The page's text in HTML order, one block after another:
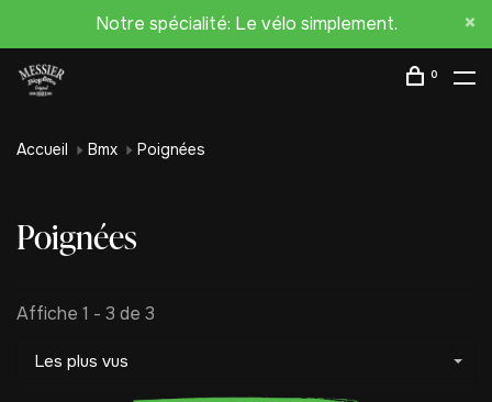
Notre spécialité: Le vélo simplement.
0
Accueil Bmx Poignées
Poignées
Affiche 1 - 3 de 3
Les plus vus